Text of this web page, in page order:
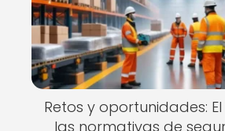
Retos y oportunidades:
las normativas de